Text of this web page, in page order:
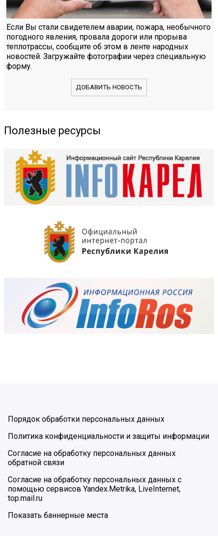
Если Вы стали свидетелем аварии, пожара, необычного
погодного явления, провала дороги или прорыва
теплотрассы, сообщите об этом в ленте народных
новостей. Загружайте фотографии через специальную
форму.
ДОБАВИТЬ НОВОСТЬ
Полезные ресурсы
Порядок обработки персональных данных
Политика конфиденциальности и защиты информации
Согласие на обработку персональных данных
обратной связи
Согласие на обработку персональных данных с
помощью сервисов Yandex.Metrika, LiveInternet,
top.mail.ru
Показать баннерные места